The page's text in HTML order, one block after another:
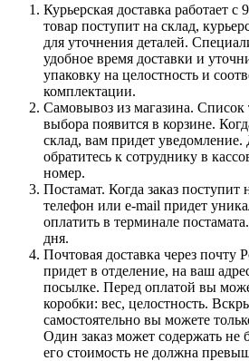
Курьерская доставка работает с
товар поступит на склад,
для уточнения деталей.
удобное время доставки и
упаковку на целостность и
комплектации.
Самовывоз из магазина. Список
выбора появится в корзине.
склад, вам придет уведомление.
обратитесь к сотруднику в
номер.
Постамат. Когда заказ поступит
телефон или e-mail придет
оплатить в терминале
дня.
Почтовая доставка через почту
придет в отделение, на ваш
посылке. Перед оплатой вы
коробки: вес, целостность.
самостоятельно вы можете
Один заказ может содержать не
его стоимость не должна